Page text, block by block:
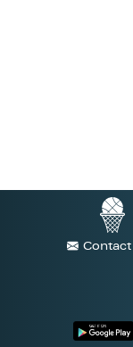
Contact